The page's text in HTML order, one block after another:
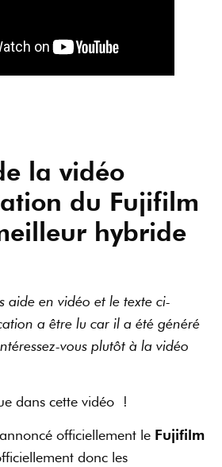
la vidéo
du Fujifilm
hybride
aide en vidéo et le texte ci-
a être lu car il a été généré
vous plutôt à la vidéo
dans cette vidéo !
officiellement le Fujifilm
donc les